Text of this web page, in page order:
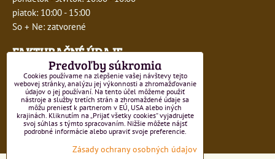
piatok: 10:00 - 15:00
So + Ne: zatvorené
FAKTURAČNÉ ÚDAJE
IČO:41243277
DIČ:1047749593
IČ DPH:SK1047749593
Číslo živnostenského registra 550-15499
Predvoľby súkromia
Cookies používame na zlepšenie vašej návštevy tejto
webovej stránky, analýzu jej výkonnosti a zhromažďovanie
údajov o jej používaní. Na tento účel môžeme použiť
nástroje a služby tretích strán a zhromaždené údaje sa
môžu preniesť k partnerom v EÚ, USA alebo iných
krajinách. Kliknutím na „Prijať všetky cookies“ vyjadrujete
svoj súhlas s týmto spracovaním. Nižšie môžete nájsť
podrobné informácie alebo upraviť svoje preferencie.
Zásady ochrany osobných údajov